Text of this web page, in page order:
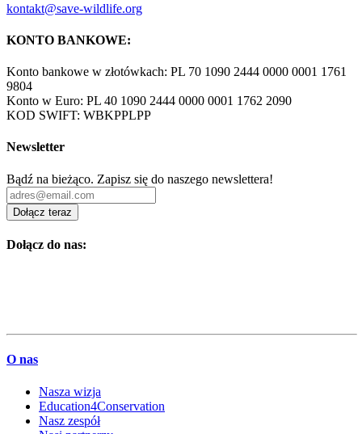
kontakt@save-wildlife.org
KONTO BANKOWE:
Konto bankowe w złotówkach: PL 70 1090 2444 0000 0001 1761
9804
Konto w Euro: PL 40 1090 2444 0000 0001 1762 2090
KOD SWIFT: WBKPPLPP
Newsletter
Bądź na bieżąco. Zapisz się do naszego newslettera!
Dołącz teraz
Dołącz do nas:
O nas
Nasza wizja
Education4Conservation
Nasz zespół